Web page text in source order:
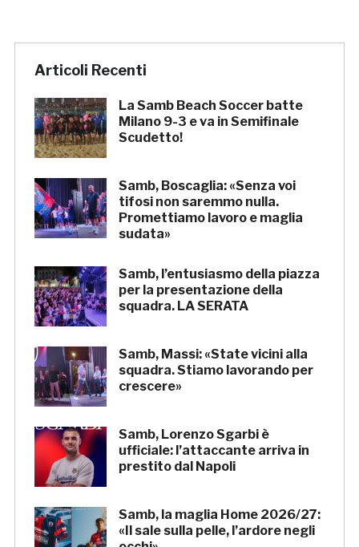
Articoli Recenti
La Samb Beach Soccer batte
Milano 9-3 e va in Semifinale
Scudetto!
Samb, Boscaglia: «Senza voi
tifosi non saremmo nulla.
Promettiamo lavoro e maglia
sudata»
Samb, l’entusiasmo della piazza
per la presentazione della
squadra. LA SERATA
Samb, Massi: «State vicini alla
squadra. Stiamo lavorando per
crescere»
Samb, Lorenzo Sgarbi è
ufficiale: l’attaccante arriva in
prestito dal Napoli
Samb, la maglia Home 2026/27:
«Il sale sulla pelle, l’ardore negli